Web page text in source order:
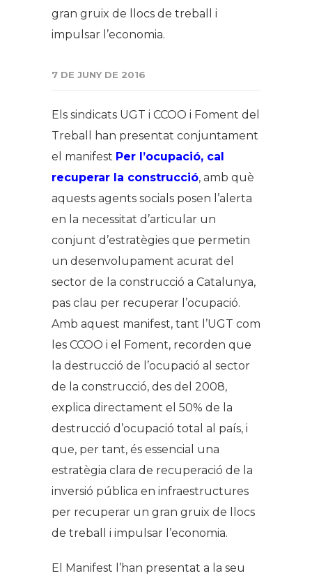
gran gruix de llocs de treball i
impulsar l’economia.
7 DE JUNY DE 2016
Els sindicats UGT i CCOO i Foment del
Treball han presentat conjuntament
el manifest Per l’ocupació, cal
recuperar la construcció, amb què
aquests agents socials posen l’alerta
en la necessitat d’articular un
conjunt d’estratègies que permetin
un desenvolupament acurat del
sector de la construcció a Catalunya,
pas clau per recuperar l’ocupació.
Amb aquest manifest, tant l’UGT com
les CCOO i el Foment, recorden que
la destrucció de l’ocupació al sector
de la construcció, des del 2008,
explica directament el 50% de la
destrucció d’ocupació total al país, i
que, per tant, és essencial una
estratègia clara de recuperació de la
inversió pública en infraestructures
per recuperar un gran gruix de llocs
de treball i impulsar l’economia.
El Manifest l’han presentat a la seu